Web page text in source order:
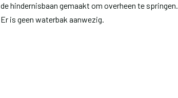
de hindernisbaan gemaakt om overheen te springen.
Er is geen waterbak aanwezig.